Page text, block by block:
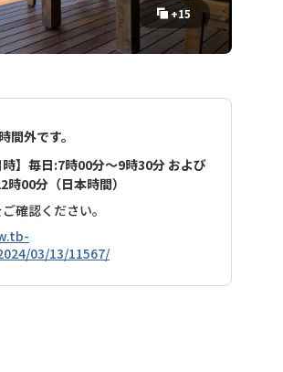
+15
間外です。
時】毎日:7時00分～9時30分 および
時00分（日本時間）
確認ください。
03/13/11567/